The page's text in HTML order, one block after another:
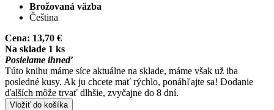
Brožovaná väzba
Čeština
Cena: 13,70 €
Na sklade 1 ks
Posielame ihneď
Túto knihu máme síce aktuálne na sklade, máme však už iba
posledné kusy. Ak ju chcete mať rýchlo, ponáhľajte sa! Dodanie
ďalších môže trvať dlhšie, zvyčajne do 8 dní.
Vložiť do košíka